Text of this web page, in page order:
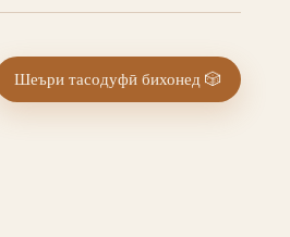
Шеъри тасодуфӣ бихонед 🎲